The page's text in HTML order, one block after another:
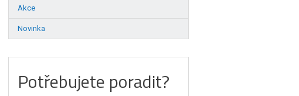
Akce
Novinka
Potřebujete poradit?